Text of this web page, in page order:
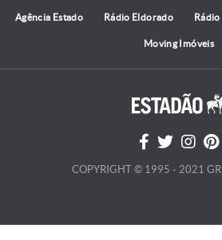
Agência Estado Rádio Eldorado Rádio
Moving Imóveis
COPYRIGHT © 1995 - 2021